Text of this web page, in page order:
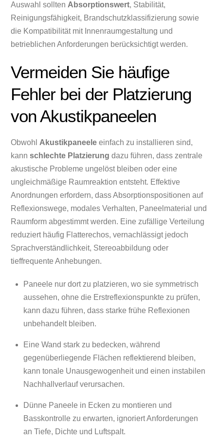
Auswahl sollten Absorptionswert, Stabilität,
Reinigungsfähigkeit, Brandschutzklassifizierung sowie
die Kompatibilität mit Innenraumgestaltung und
betrieblichen Anforderungen berücksichtigt werden.
Vermeiden Sie häufige
Fehler bei der Platzierung
von Akustikpaneelen
Obwohl Akustikpaneele einfach zu installieren sind,
kannschlechte Platzierung dazu führen, dass zentrale
akustische Probleme ungelöst bleiben oder eine
ungleichmäßige Raumreaktion entsteht. Effektive
Anordnungen erfordern, dass Absorptionspositionen auf
Reflexionswege, modales Verhalten, Paneelmaterial und
Raumform abgestimmt werden. Eine zufällige Verteilung
reduziert häufig Flatterechos, vernachlässigt jedoch
Sprachverständlichkeit, Stereoabbildung oder
tieffrequente Anhebungen.
Paneele nur dort zu platzieren, wo sie symmetrisch
aussehen, ohne die Erstreflexionspunkte zu prüfen,
kann dazu führen, dass starke frühe Reflexionen
unbehandelt bleiben.
Eine Wand stark zu bedecken, während
gegenüberliegende Flächen reflektierend bleiben,
kann tonale Unausgewogenheit und einen instabilen
Nachhallverlauf verursachen.
Dünne Paneele in Ecken zu montieren und
Basskontrolle zu erwarten, ignoriert Anforderungen
an Tiefe, Dichte und Luftspalt.